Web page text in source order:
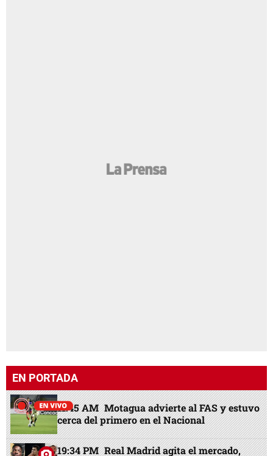
EN PORTADA
11:45 AM Motagua advierte al FAS y estuvo
cerca del primero en el Nacional
19:34 PM Real Madrid agita el mercado,